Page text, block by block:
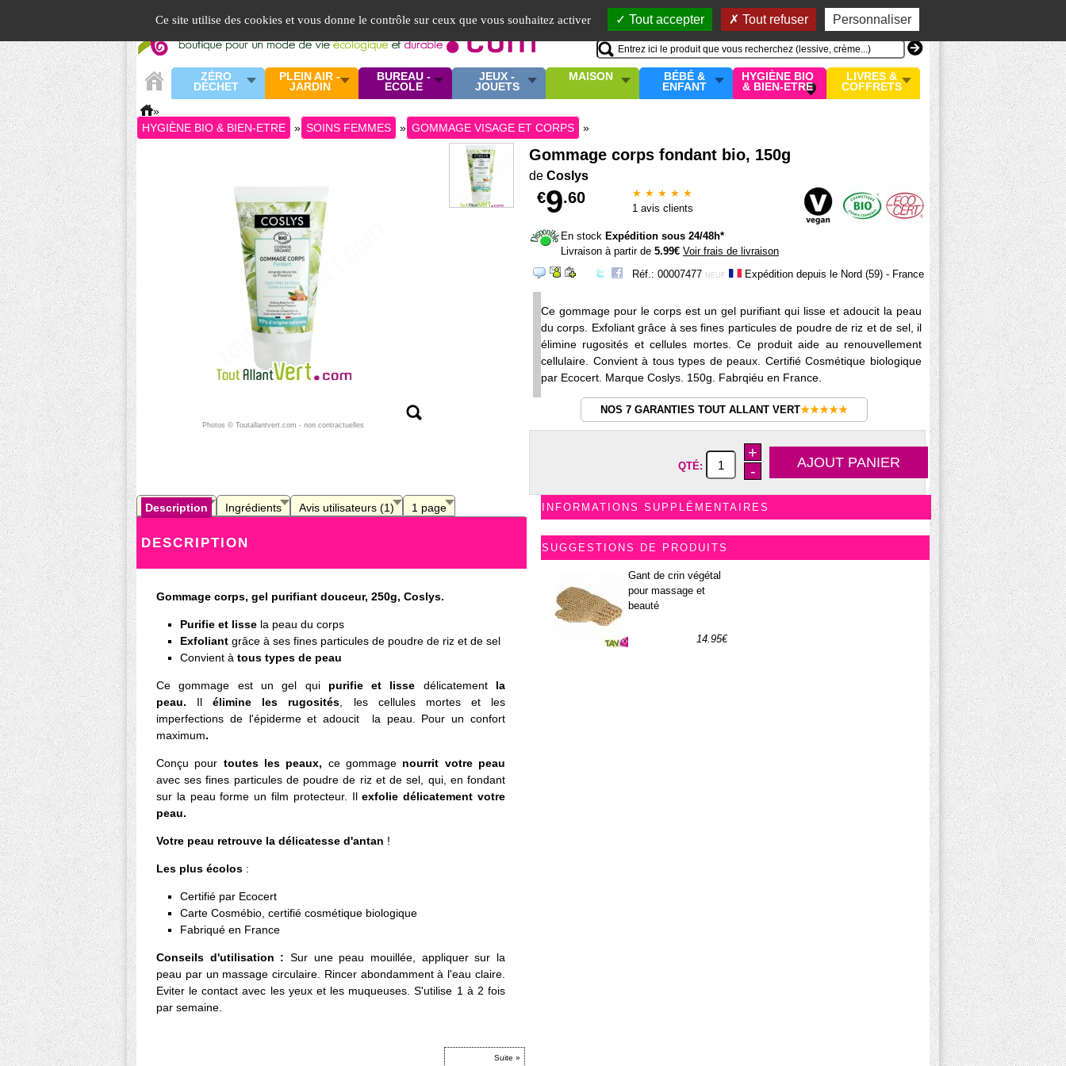
Ce site utilise des cookies et vous donne le contrôle sur ceux que vous souhaitez activer Tout accepter Tout refuser Personnaliser
Mon compte
MON PANIER
0 article
ZÉRO
DÉCHET
PLEIN AIR -
JARDIN
BUREAU -
ECOLE
JEUX -
JOUETS
MAISON
BÉBÉ &
ENFANT
HYGIÈNE BIO
& BIEN-ETRE
LIVRES &
COFFRETS
»
HYGIÈNE BIO & BIEN-ETRE
» SOINS FEMMES » GOMMAGE VISAGE ET CORPS »
Photos © Toutallantvert.com - non contractuelles
Gommage corps fondant bio, 150g
de Coslys
★ ★ ★ ★ ★
1 avis clients
€9.60
En stock Expédition sous 24/48h*
Livraison à partir de 5.99€ Voir frais de livraison
Réf.: 00007477 NEUF Expédition depuis le Nord (59) - France
Ce gommage pour le corps est un gel purifiant qui lisse et adoucit la peau
du corps. Exfoliant grâce à ses fines particules de poudre de riz et de sel, il
élimine rugosités et cellules mortes. Ce produit aide au renouvellement
cellulaire. Convient à tous types de peaux. Certifié Cosmétique biologique
par Ecocert. Marque Coslys. 150g. Fabrqiéu en France.
NOS 7 GARANTIES TOUT ALLANT VERT★★★★★
QTÉ:
+
-
INFORMATIONS SUPPLÉMENTAIRES
SUGGESTIONS DE PRODUITS
Gant de crin végétal
pour massage et
beauté
14.95€
Description Ingrédients Avis utilisateurs (1) 1 page
DESCRIPTION
Gommage corps, gel purifiant douceur, 250g, Coslys.
Purifie et lisse la peau du corps
Exfoliant grâce à ses fines particules de poudre de riz et de sel
Convient à tous types de peau
Ce gommage est un gel qui purifie et lisse délicatement la
peau. Ilélimine les rugosités, les cellules mortes et les
imperfections de l'épiderme et adoucit la peau. Pour un confort
maximum.
Conçu pour toutes les peaux, ce gommage nourrit votre peau
avec ses fines particules de poudre de riz et de sel, qui, en fondant
sur la peau forme un film protecteur. Ilexfolie délicatement votre
peau.
Votre peau retrouve la délicatesse d'antan !
Les plus écolos :
Certifié par Ecocert
Carte Cosmébio, certifié cosmétique biologique
Fabriqué en France
Conseils d'utilisation : Sur une peau mouillée, appliquer sur la
peau par un massage circulaire. Rincer abondamment à l'eau claire.
Eviter le contact avec les yeux et les muqueuses. S'utilise 1 à 2 fois
par semaine.
Suite »